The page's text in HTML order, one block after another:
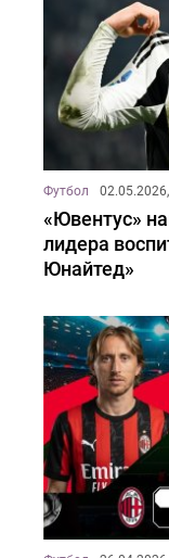
Футбол
«Ювентус»
лидера
Юнайтед»